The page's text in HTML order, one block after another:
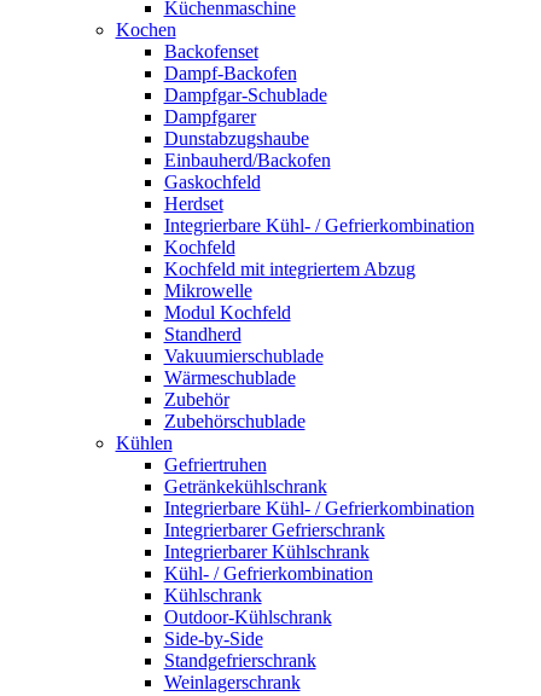
Küchenmaschine
Kochen
Backofenset
Dampf-Backofen
Dampfgar-Schublade
Dampfgarer
Dunstabzugshaube
Einbauherd/Backofen
Gaskochfeld
Herdset
Integrierbare Kühl- / Gefrierkombination
Kochfeld
Kochfeld mit integriertem Abzug
Mikrowelle
Modul Kochfeld
Standherd
Vakuumierschublade
Wärmeschublade
Zubehör
Zubehörschublade
Kühlen
Gefriertruhen
Getränkekühlschrank
Integrierbare Kühl- / Gefrierkombination
Integrierbarer Gefrierschrank
Integrierbarer Kühlschrank
Kühl- / Gefrierkombination
Kühlschrank
Outdoor-Kühlschrank
Side-by-Side
Standgefrierschrank
Weinlagerschrank